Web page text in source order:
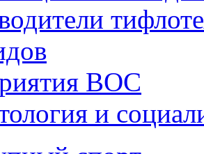
ВОС
и